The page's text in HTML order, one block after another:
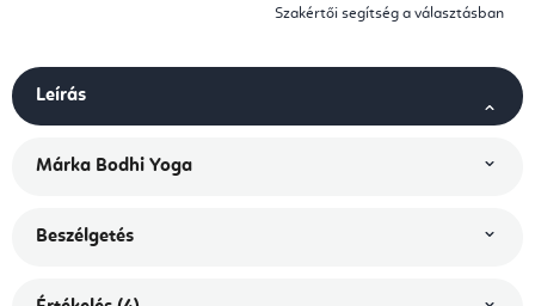
Szakértői segítség a választásban
Leírás
Márka Bodhi Yoga
Beszélgetés